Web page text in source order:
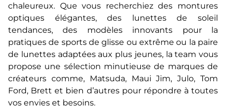
chaleureux. Que vous recherchiez des montures
optiques élégantes, des lunettes de soleil
tendances, des modèles innovants pour la
pratiques de sports de glisse ou extrême ou la paire
de lunettes adaptées aux plus jeunes, la team vous
propose une sélection minutieuse de marques de
créateurs comme, Matsuda, Maui Jim, Julo, Tom
Ford, Brett et bien d’autres pour répondre à toutes
vos envies et besoins.